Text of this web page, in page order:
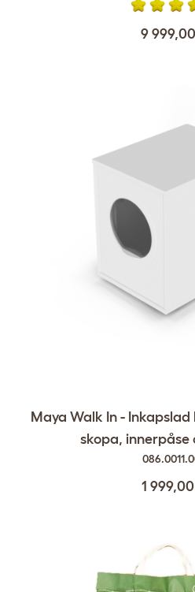
9
Maya Walk In -
skopa, innerpåse
1